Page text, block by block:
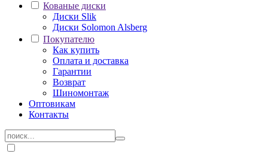
Кованые диски
Диски Slik
Диски Solomon Alsberg
Покупателю
Как купить
Оплата и доставка
Гарантии
Возврат
Шиномонтаж
Оптовикам
Контакты